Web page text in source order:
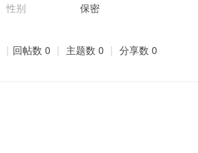
性别
保密
| 回帖数 0 | 主题数 0 | 分享数 0